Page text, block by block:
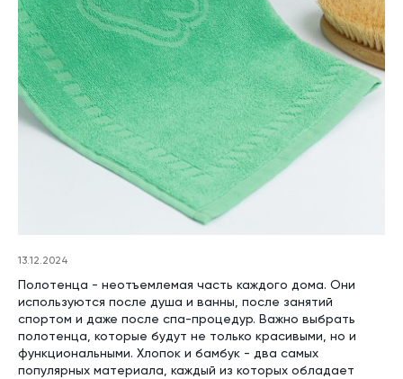
13.12.2024
Полотенца - неотъемлемая часть каждого дома. Они
используются после душа и ванны, после занятий
спортом и даже после спа-процедур. Важно выбрать
полотенца, которые будут не только красивыми, но и
функциональными. Хлопок и бамбук - два самых
популярных материала, каждый из которых обладает